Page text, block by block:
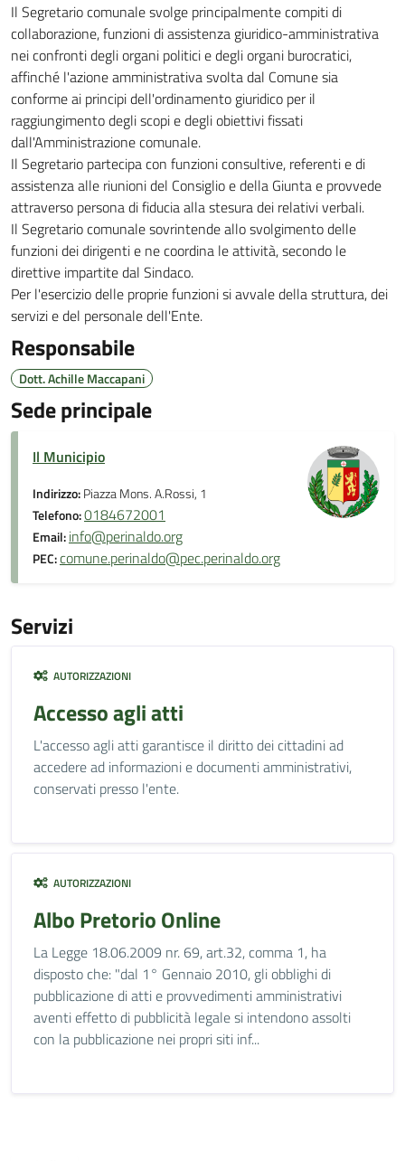
Il Segretario comunale svolge principalmente compiti di
collaborazione, funzioni di assistenza giuridico-amministrativa
nei confronti degli organi politici e degli organi burocratici,
affinché l'azione amministrativa svolta dal Comune sia
conforme ai principi dell'ordinamento giuridico per il
raggiungimento degli scopi e degli obiettivi fissati
dall'Amministrazione comunale.
Il Segretario partecipa con funzioni consultive, referenti e di
assistenza alle riunioni del Consiglio e della Giunta e provvede
attraverso persona di fiducia alla stesura dei relativi verbali.
Il Segretario comunale sovrintende allo svolgimento delle
funzioni dei dirigenti e ne coordina le attività, secondo le
direttive impartite dal Sindaco.
Per l'esercizio delle proprie funzioni si avvale della struttura, dei
servizi e del personale dell'Ente.
Responsabile
Dott. Achille Maccapani
Sede principale
Il Municipio
Indirizzo:Piazza Mons. A.Rossi, 1
Telefono:0184672001
Email:info@perinaldo.org
PEC:comune.perinaldo@pec.perinaldo.org
Servizi
AUTORIZZAZIONI
Accesso agli atti
L'accesso agli atti garantisce il diritto dei cittadini ad
accedere ad informazioni e documenti amministrativi,
conservati presso l'ente.
AUTORIZZAZIONI
Albo Pretorio Online
La Legge 18.06.2009 nr. 69, art.32, comma 1, ha
disposto che: "dal 1° Gennaio 2010, gli obblighi di
pubblicazione di atti e provvedimenti amministrativi
aventi effetto di pubblicità legale si intendono assolti
con la pubblicazione nei propri siti inf...